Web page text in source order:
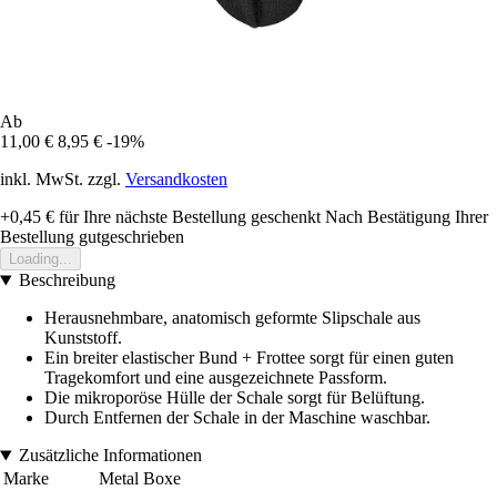
Ab
11,00 € 8,95 € -19%
inkl. MwSt. zzgl. Versandkosten
+0,45 € für Ihre nächste Bestellung geschenkt Nach Bestätigung Ihrer
Bestellung gutgeschrieben
Loading...
Beschreibung
Herausnehmbare, anatomisch geformte Slipschale aus
Kunststoff.
Ein breiter elastischer Bund + Frottee sorgt für einen guten
Tragekomfort und eine ausgezeichnete Passform.
Die mikroporöse Hülle der Schale sorgt für Belüftung.
Durch Entfernen der Schale in der Maschine waschbar.
Zusätzliche Informationen
Marke
Metal Boxe